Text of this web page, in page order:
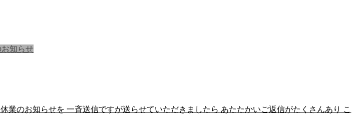
知らせ
業のお知らせを 一斉送信ですが送らせていただきましたら あたたかいご返信がたくさんあり こ